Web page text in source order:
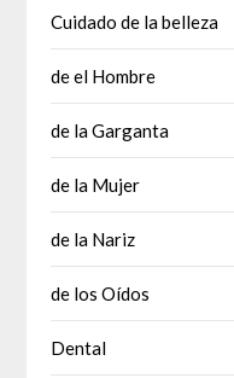
Cuidado de la belleza
de el Hombre
de la Garganta
de la Mujer
de la Nariz
de los Oídos
Dental